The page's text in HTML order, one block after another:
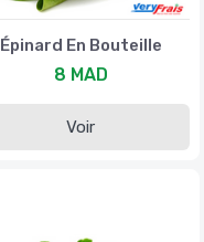
Épinard En Bouteille
8 MAD
Voir